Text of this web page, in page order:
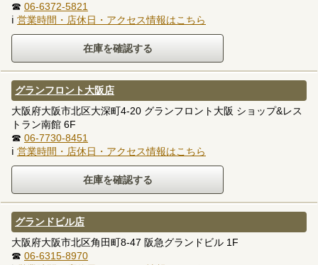
☎ 06-6372-5821
ℹ 営業時間・店休日・アクセス情報はこちら
グランフロント大阪店
大阪府大阪市北区大深町4-20 グランフロント大阪 ショップ&レス
トラン南館 6F
☎ 06-7730-8451
ℹ 営業時間・店休日・アクセス情報はこちら
グランドビル店
大阪府大阪市北区角田町8-47 阪急グランドビル 1F
☎ 06-6315-8970